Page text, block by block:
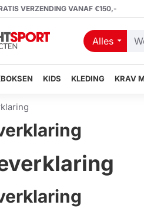
VERZENDING VANAF €150,-
Alles
Welk
zoekt
KIDS KLEDING KRAV